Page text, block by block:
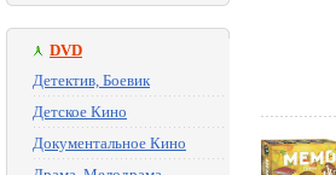
DVD
Детектив, Боевик
Детское Кино
Документальное Кино